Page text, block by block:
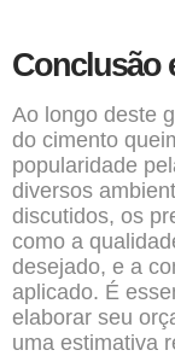
Conclusão
Ao longo deste
do cimento
popularidade
diversos
discutidos, os
como a
desejado, e a
aplicado. É
elaborar seu
uma estimativa